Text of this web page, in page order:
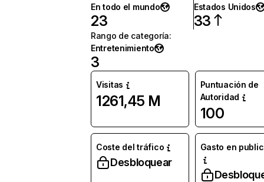
En todo el mundo
23
Estados Unidos
33
Rango de categoría:
Entretenimiento
3
Visitas
1261,45 M
Puntuación de
Autoridad
100
Coste del tráfico
Desbloquear
Gasto en